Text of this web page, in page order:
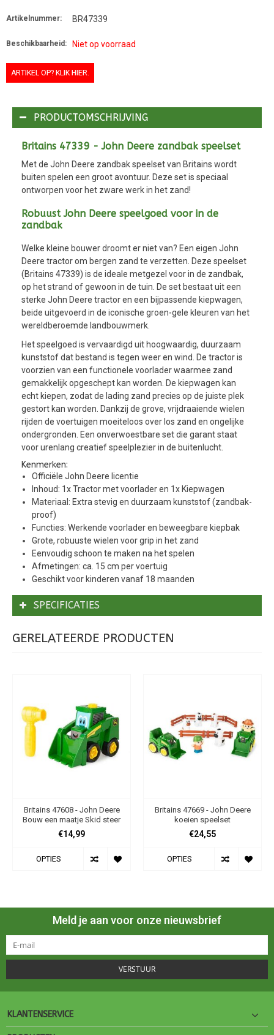
Artikelnummer: BR47339
Beschikbaarheid: Niet op voorraad
ARTIKEL OP? KLIK HIER.
PRODUCTOMSCHRIJVING
Britains 47339 - John Deere zandbak speelset
Met de John Deere zandbak speelset van Britains wordt
buiten spelen een groot avontuur. Deze set is speciaal
ontworpen voor het zware werk in het zand!
Robuust John Deere speelgoed voor in de
zandbak
Welke kleine bouwer droomt er niet van? Een eigen John
Deere tractor om bergen zand te verzetten. Deze speelset
(Britains 47339) is de ideale metgezel voor in de zandbak,
op het strand of gewoon in de tuin. De set bestaat uit een
sterke John Deere tractor en een bijpassende kiepwagen,
beide uitgevoerd in de iconische groen-gele kleuren van het
wereldberoemde landbouwmerk.
Het speelgoed is vervaardigd uit hoogwaardig, duurzaam
kunststof dat bestand is tegen weer en wind. De tractor is
voorzien van een functionele voorlader waarmee zand
gemakkelijk opgeschept kan worden. De kiepwagen kan
echt kiepen, zodat de lading zand precies op de juiste plek
gestort kan worden. Dankzij de grove, vrijdraaiende wielen
rijden de voertuigen moeiteloos over los zand en ongelijke
ondergronden. Een onverwoestbare set die garant staat
voor urenlang creatief speelplezier in de buitenlucht.
Kenmerken:
Officiële John Deere licentie
Inhoud: 1x Tractor met voorlader en 1x Kiepwagen
Materiaal: Extra stevig en duurzaam kunststof (zandbak-
proof)
Functies: Werkende voorlader en beweegbare kiepbak
Grote, robuuste wielen voor grip in het zand
Eenvoudig schoon te maken na het spelen
Afmetingen: ca. 15 cm per voertuig
Geschikt voor kinderen vanaf 18 maanden
SPECIFICATIES
GERELATEERDE PRODUCTEN
Britains 47608 - John Deere
Bouw een maatje Skid steer
€14,99
OPTIES
Britains 47669 - John Deere
koeien speelset
€24,55
OPTIES
Meld je aan voor onze nieuwsbrief
VERSTUUR
KLANTENSERVICE